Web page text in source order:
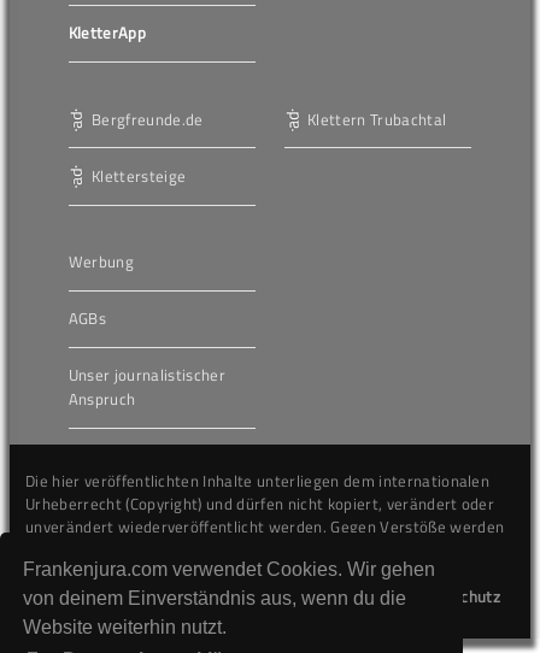
Frankenjura.com verwendet Cookies. Wir gehen
von deinem Einverständnis aus, wenn du die
Website weiterhin nutzt.
KletterApp
Bergfreunde.de
Klettersteige
Klettern Trubachtal
Werbung
AGBs
Unser journalistischer
Anspruch
Die hier veröffentlichten Inhalte unterliegen dem internationalen
Urheberrecht (Copyright) und dürfen nicht kopiert, verändert oder
unverändert wiederveröffentlicht werden. Gegen Verstöße werden
Kontakt
Impressum Datenschutz